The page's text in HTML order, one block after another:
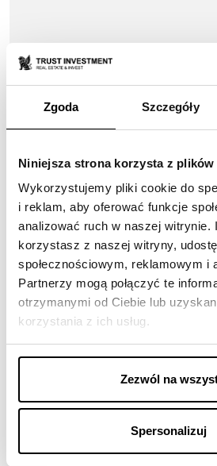
Zgoda Szczegóły
Niniejsza strona korzysta z plików
Wykorzystujemy pliki cookie do
i reklam, aby oferować funkcje
analizować ruch w naszej witrynie.
korzystasz z naszej witryny,
społecznościowym, reklamowym i
Partnerzy mogą połączyć te
otrzymanymi od Ciebie lub
korzystania z ich usług.
Zezwól na
Spersonalizuj
Sky Trust z nagrodą
2026